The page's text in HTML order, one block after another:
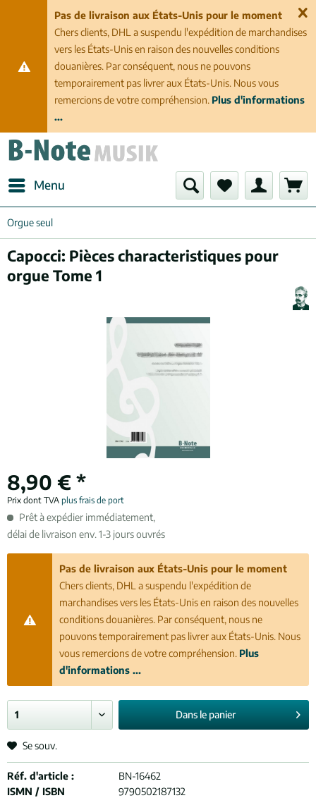
Pas de livraison aux États-Unis pour le moment
Chers clients, DHL a suspendu l'expédition de marchandises
vers les États-Unis en raison des nouvelles conditions
douanières. Par conséquent, nous ne pouvons
temporairement pas livrer aux États-Unis. Nous vous
remercions de votre compréhension. Plus d'informations
...
Menu
Orgue seul
Capocci: Pièces characteristiques pour
orgue Tome 1
8,90 € *
Prix dont TVA plus frais de port
Prêt à expédier immédiatement,
délai de livraison env. 1-3 jours ouvrés
Pas de livraison aux États-Unis pour le moment
Chers clients, DHL a suspendu l'expédition de
marchandises vers les États-Unis en raison des nouvelles
conditions douanières. Par conséquent, nous ne
pouvons temporairement pas livrer aux États-Unis. Nous
vous remercions de votre compréhension. Plus
d'informations ...
Dans le panier
Se souv.
Réf. d'article :
BN-16462
ISMN / ISBN
9790502187132